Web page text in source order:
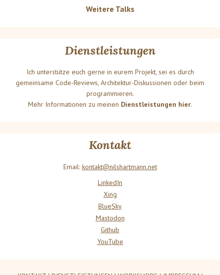
Weitere Talks
Dienstleistungen
Ich unterstütze euch gerne in eurem Projekt, sei es durch
gemeinsame Code-Reviews, Architektur-Diskussionen oder beim
programmieren.
Mehr Informationen zu meinen Dienstleistungen hier.
Kontakt
Email: kontakt@nilshartmann.net
LinkedIn
Xing
BlueSky
Mastodon
Github
YouTube